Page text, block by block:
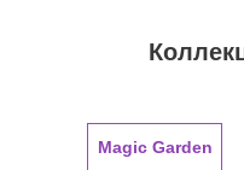
Magic Garden